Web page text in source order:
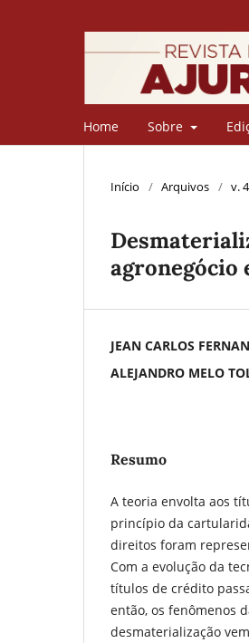
Home Sobre
Início / Arquivos / v.
agronegócio
JEAN CARLOS
ALEJANDRO MELO
Resumo
A teoria envolta aos
princípio da
direitos foram
Com a evolução da
títulos de crédito
então, os fenômenos
desmaterialização